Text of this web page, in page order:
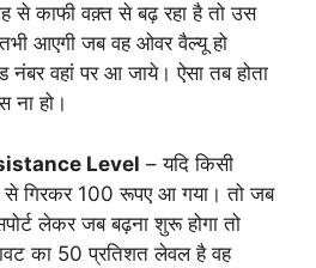
से काफी वक़्त से बढ़ रहा है तो उस
आएगी जब वह ओवर वैल्यू हो
नंबर वहां पर आ जाये। ऐसा तब होता
ना हो।
Level – यदि किसी
गिरकर 100 रूपए आ गया। तो जब
लेकर जब बढ़ना शुरू होगा तो
का 50 प्रतिशत लेवल है वह